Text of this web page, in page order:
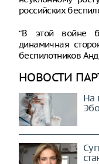
российских
“В этой войне
динамичная
беспилотников
НОВОСТИ
На